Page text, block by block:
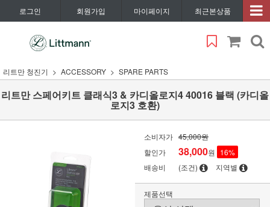
로그인 회원가입 마이페이지 최근본상품
리트만 청진기 ACCESSORY SPARE PARTS
리트만 스페어키트 클래식3 & 카디올로지4 40016 블랙 (카디올
로지3 호환)
소비자가 45,000원
할인가
38,000원 16%
배송비
(조건) 지역별
제품선택